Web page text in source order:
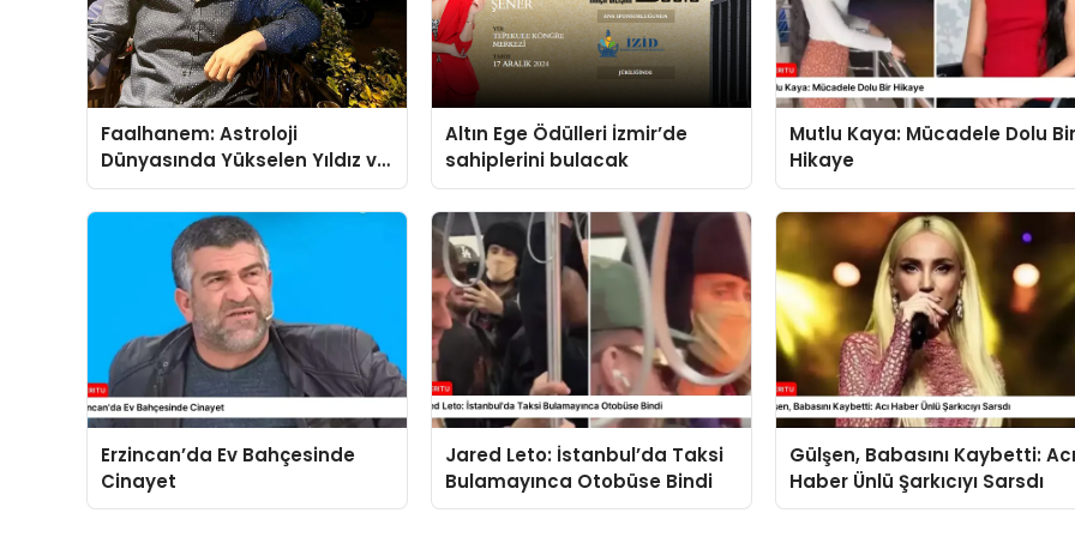
Faalhanem: Astroloji
Dünyasında Yükselen Yıldız ve
Gizemli İlişkiler
Altın Ege Ödülleri İzmir’de
sahiplerini bulacak
Mutlu Kaya: Mücadele Dolu
Hikaye
Erzincan’da Ev Bahçesinde
Cinayet
Jared Leto: İstanbul’da Taksi
Bulamayınca Otobüse Bindi
Gülşen, Babasını Kaybetti:
Haber Ünlü Şarkıcıyı Sarsdı